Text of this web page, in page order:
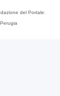
del Portale: